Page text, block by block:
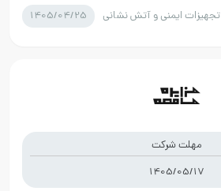
تجهیزات ایمنی و آتش نشانی 1405/04/25
مهلت شرکت
1405/05/17